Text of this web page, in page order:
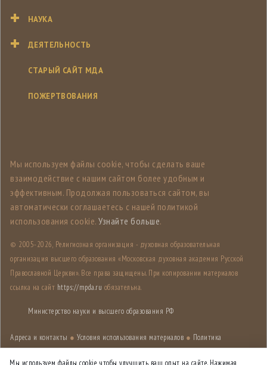
НАУКА
ДЕЯТЕЛЬНОСТЬ
СТАРЫЙ САЙТ МДА
ПОЖЕРТВОВАНИЯ
Мы используем файлы cookie, чтобы сделать ваше
взаимодействие с нашим сайтом более удобным и
эффективным. Продолжая пользоваться сайтом, вы
автоматически соглашаетесь с нашей политикой
использования cookie. Узнайте больше.
© 2005-2026, Религиозная организация - духовная образовательная
организация высшего образования «Московская духовная академия Русской
Православной Церкви». Все права защищены. При копировании материалов
ссылка на сайт https://mpda.ru обязательна.
Министерство науки и высшего образования РФ
Адреса и контакты ● Условия использования материалов ● Политика
конфиденциальности●Карта сайта
Мы используем файлы cookie, чтобы улучшить ваш опыт на сайте. Нажимая